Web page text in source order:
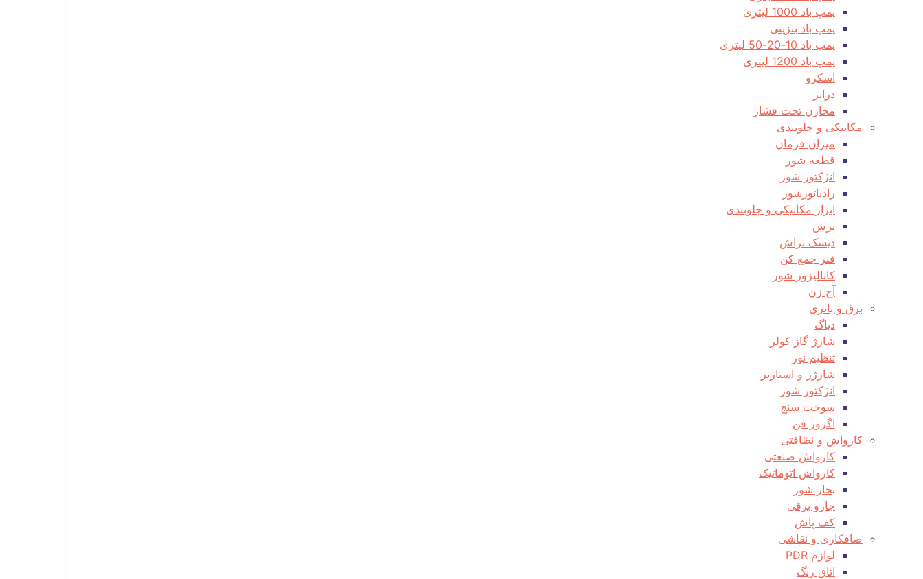
پمپ باد 1000 لیتری
پمپ باد بنزینی
پمپ باد 10-20-50 لیتری
پمپ باد 1200 لیتری
اسکرو
درایر
مخازن تحت فشار
مکانیکی و جلوبندی
میزان فرمان
قطعه شور
انژکتور شور
رادیاتورشور
ابزار مکانیکی و جلوبندی
پرس
دیسک تراش
فنر جمع کن
کاتالیزور شور
آج زن
برق و باتری
دیاگ
شارژ گاز کولر
تنظیم نور
شارژر و استارتر
انژکتور شور
سوخت سنج
اگزوز فن
کارواش و نظافتی
کارواش صنعتی
کارواش اتوماتیک
بخار شور
جارو برقی
کف پاش
صافکاری و نقاشی
لوازم PDR
اتاق رنگ